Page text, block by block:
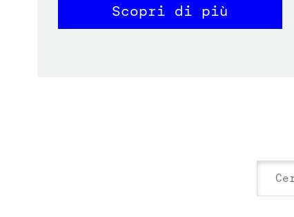
Scopri di più